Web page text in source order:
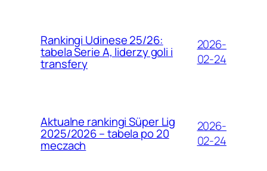
Rankingi Udinese 25/26:
tabela Serie A, liderzy goli i
transfery
2026-
02-24
Aktualne rankingi Süper Lig
2025/2026 – tabela po 20
meczach
2026-
02-24